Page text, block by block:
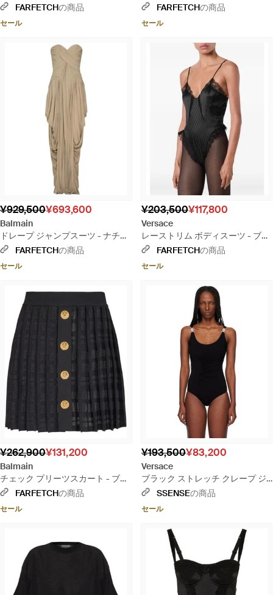
FARFETCHの商品
セール
スーツ - ブラック
FARFETCHの商品
セール
¥929,500¥693,600
Balmain
ドレープ ジャンプスーツ - ナチュ
ラルFARFETCHの商品
セール
¥203,500¥117,800
Versace
レーストリム ボディスーツ - ブラ
ックFARFETCHの商品
セール
¥262,900¥131,200
Balmain
チェック プリーツスカート - ブラ
ックFARFETCHの商品
セール
¥193,500¥83,200
Versace
ブラック ストレッチ クレープ ジ
ャージ ドレープ ボディスーツ
SSENSEの商品
セール